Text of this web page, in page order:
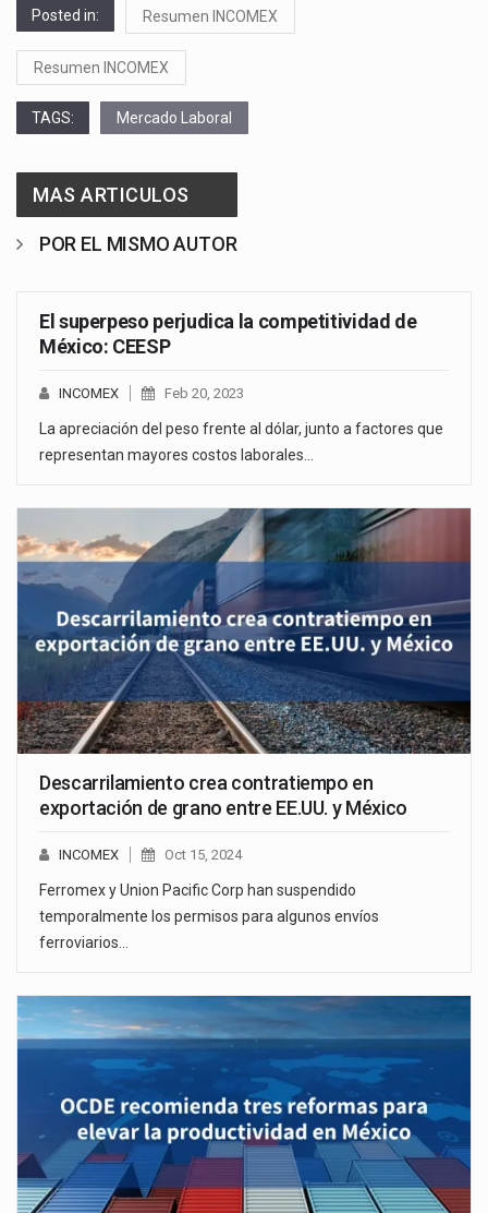
Posted in: Resumen INCOMEX
Resumen INCOMEX
TAGS: Mercado Laboral
MAS ARTICULOS
POR EL MISMO AUTOR
El superpeso perjudica la competitividad de
México: CEESP
INCOMEX Feb 20, 2023
La apreciación del peso frente al dólar, junto a factores que
representan mayores costos laborales…
Descarrilamiento crea contratiempo en
exportación de grano entre EE.UU. y México
INCOMEX Oct 15, 2024
Ferromex y Union Pacific Corp han suspendido
temporalmente los permisos para algunos envíos
ferroviarios…